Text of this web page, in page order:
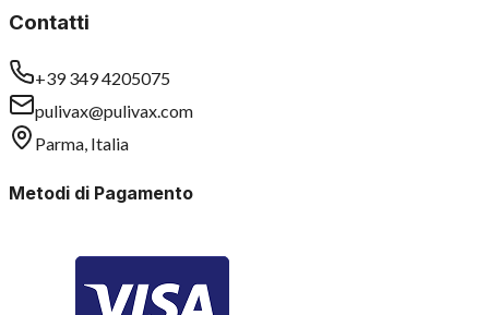
Contatti
+39 349 4205075
pulivax@pulivax.com
Parma, Italia
Metodi di Pagamento